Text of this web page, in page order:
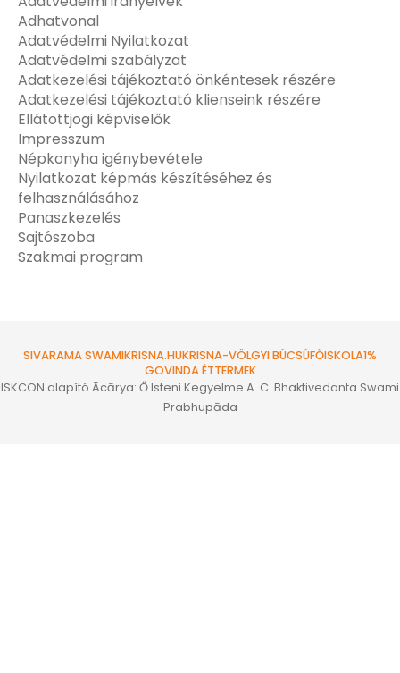
Adhatvonal
Adatvédelmi Nyilatkozat
Adatvédelmi szabályzat
Adatkezelési tájékoztató önkéntesek részére
Adatkezelési tájékoztató klienseink részére
Ellátottjogi képviselők
Impresszum
Népkonyha igénybevétele
Nyilatkozat képmás készítéséhez és
felhasználásához
Panaszkezelés
Sajtószoba
Szakmai program
SIVARAMA SWAMIKRISNA.HUKRISNA-VÖLGYI BÚCSÚFŐISKOLA1%
GOVINDA ÉTTERMEK
ISKCON alapító Ācārya: Ő Isteni Kegyelme A. C. Bhaktivedanta Swami
Prabhupāda